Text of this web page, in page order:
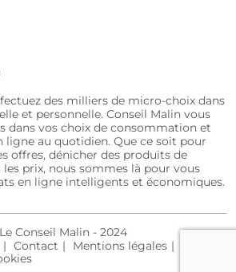
des milliers de micro-choix dans
et personnelle. Conseil Malin vous
dans vos choix de consommation et
ligne au quotidien. Que ce soit pour
offres, dénicher des produits de
prix, nous sommes là pour vous
en ligne intelligents et économiques.
Conseil Malin - 2024
Contact Mentions légales